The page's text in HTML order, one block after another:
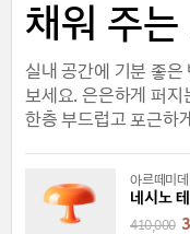
채워 주는
실내 공간에 기분 좋
보세요. 은은하게 퍼
한층 부드럽고 포근하
아르떼미데
네시노
410,000